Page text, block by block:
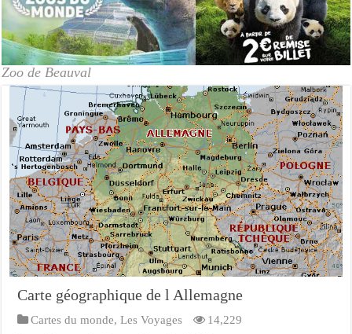
Zoo de Beauval
Carte géographique de l Allemagne
Cartes du monde,Les Voyages 14,229